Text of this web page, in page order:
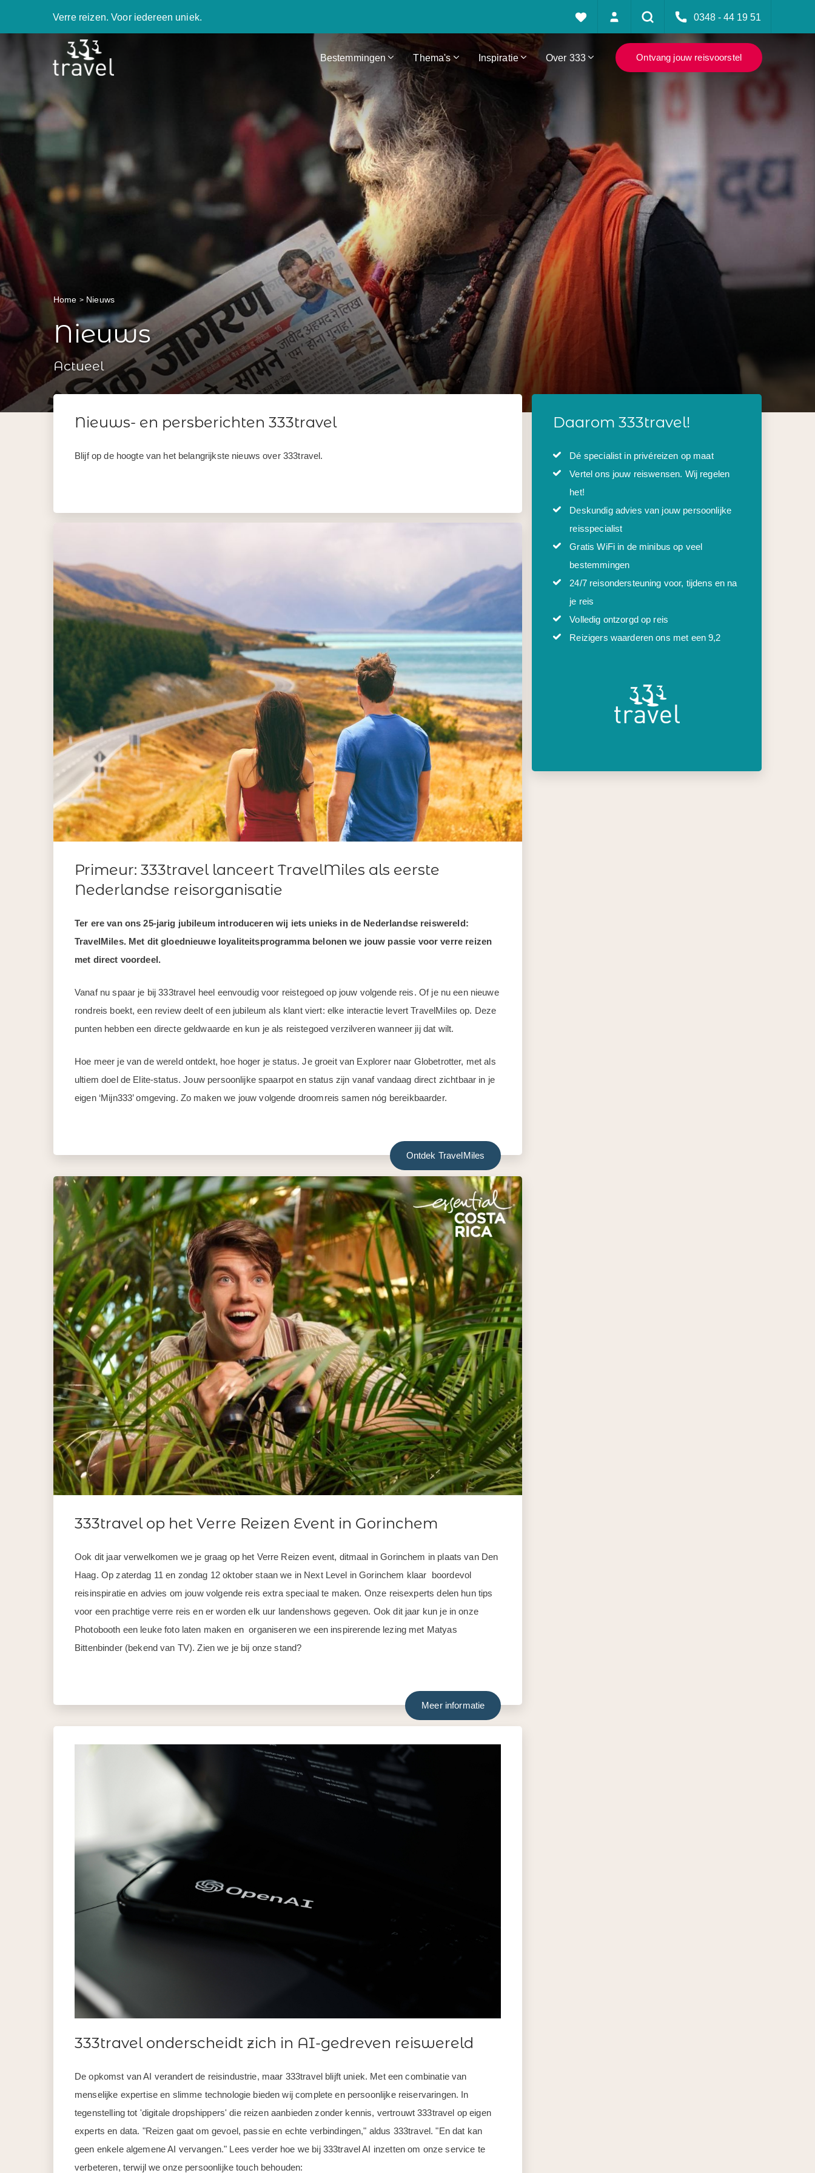
Verre reizen. Voor iedereen uniek. 0348 - 44 19 51
Bestemmingen Thema's Inspiratie Over 333 Ontvang jouw reisvoorstel
Home Nieuws
Nieuws
Actueel
Nieuws- en persberichten 333travel
Blijf op de hoogte van het belangrijkste nieuws over 333travel.
Primeur: 333travel lanceert TravelMiles als eerste
Nederlandse reisorganisatie
Ter ere van ons 25-jarig jubileum introduceren wij iets unieks in de Nederlandse reiswereld:
TravelMiles. Met dit gloednieuwe loyaliteitsprogramma belonen we jouw passie voor verre reizen
met direct voordeel.
Vanaf nu spaar je bij 333travel heel eenvoudig voor reistegoed op jouw volgende reis. Of je nu een nieuwe
rondreis boekt, een review deelt of een jubileum als klant viert: elke interactie levert TravelMiles op. Deze
punten hebben een directe geldwaarde en kun je als reistegoed verzilveren wanneer jij dat wilt.
Hoe meer je van de wereld ontdekt, hoe hoger je status. Je groeit van Explorer naar Globetrotter, met als
ultiem doel de Elite-status. Jouw persoonlijke spaarpot en status zijn vanaf vandaag direct zichtbaar in je
eigen ‘Mijn333’ omgeving. Zo maken we jouw volgende droomreis samen nóg bereikbaarder.
Ontdek TravelMiles
333travel op het Verre Reizen Event in Gorinchem
Ook dit jaar verwelkomen we je graag op het Verre Reizen event, ditmaal in Gorinchem in plaats van Den
Haag. Op zaterdag 11 en zondag 12 oktober staan we in Next Level in Gorinchem klaar boordevol
reisinspiratie en advies om jouw volgende reis extra speciaal te maken. Onze reisexperts delen hun tips
voor een prachtige verre reis en er worden elk uur landenshows gegeven. Ook dit jaar kun je in onze
Photobooth een leuke foto laten maken en organiseren we een inspirerende lezing met Matyas
Bittenbinder (bekend van TV). Zien we je bij onze stand?
Meer informatie
333travel onderscheidt zich in AI-gedreven reiswereld
De opkomst van AI verandert de reisindustrie, maar 333travel blijft uniek. Met een combinatie van
menselijke expertise en slimme technologie bieden wij complete en persoonlijke reiservaringen. In
tegenstelling tot 'digitale dropshippers' die reizen aanbieden zonder kennis, vertrouwt 333travel op eigen
experts en data. "Reizen gaat om gevoel, passie en echte verbindingen," aldus 333travel. "En dat kan
geen enkele algemene AI vervangen." Lees verder hoe we bij 333travel AI inzetten om onze service te
verbeteren, terwijl we onze persoonlijke touch behouden:
Daarom 333travel!
Dé specialist in privéreizen op maat
Vertel ons jouw reiswensen. Wij regelen
het!
Deskundig advies van jouw persoonlijke
reisspecialist
Gratis WiFi in de minibus op veel
bestemmingen
24/7 reisondersteuning voor, tijdens en na
je reis
Volledig ontzorgd op reis
Reizigers waarderen ons met een 9,2